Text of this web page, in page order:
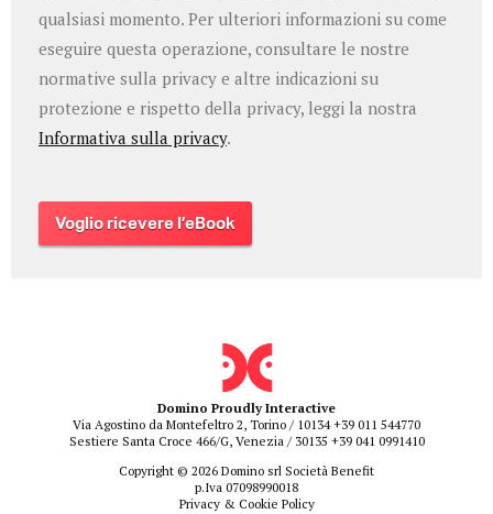
qualsiasi momento. Per ulteriori informazioni su come
eseguire questa operazione, consultare le nostre
normative sulla privacy e altre indicazioni su
protezione e rispetto della privacy, leggi la nostra
Informativa sulla privacy.
Domino Proudly Interactive
Via Agostino da Montefeltro 2, Torino / 10134 +39 011 544770
Sestiere Santa Croce 466/G, Venezia / 30135 +39 041 0991410
Copyright © 2026 Domino srl Società Benefit
p.Iva 07098990018
Privacy & Cookie Policy